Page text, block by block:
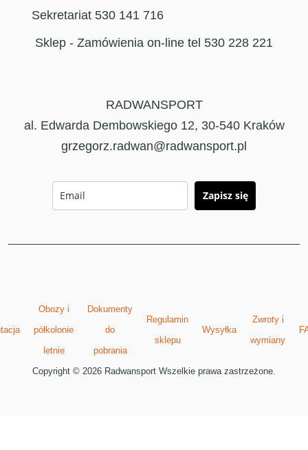
Sekretariat 530 141 716
Sklep - Zamówienia on-line tel 530 228 221
RADWANSPORT
al. Edwarda Dembowskiego 12, 30-540 Kraków
grzegorz.radwan@radwansport.pl
Zapisz się
Obozy i
półkolonie
letnie
Dokumenty
do
pobrania
Regulamin
sklepu
Wysyłka
Zwroty i
wymiany
Copyright © 2026 Radwansport Wszelkie prawa zastrzeżone.